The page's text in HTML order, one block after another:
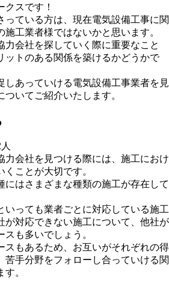
スです！
っている方は、現在電気設備工事に関
工業者様ではないかと思います。
力会社を探していく際に重要なこと
ットのある関係を築けるかどうかで
しあっていける電気設備工事業者を見
いてご紹介いたします。
力会社を見つける際には、施工におけ
ことが大切です。
にはさまざまな種類の施工が存在して
いっても業者ごとに対応している施工
が対応できない施工について、他社が
も多いでしょう。
スもあるため、お互いがそれぞれの得
苦手分野をフォローし合っていける関
。